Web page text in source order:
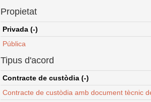
Propietat
Privada (-)
Pública
Tipus d'acord
Contracte de custòdia (-)
Contracte de custòdia amb document tècnic